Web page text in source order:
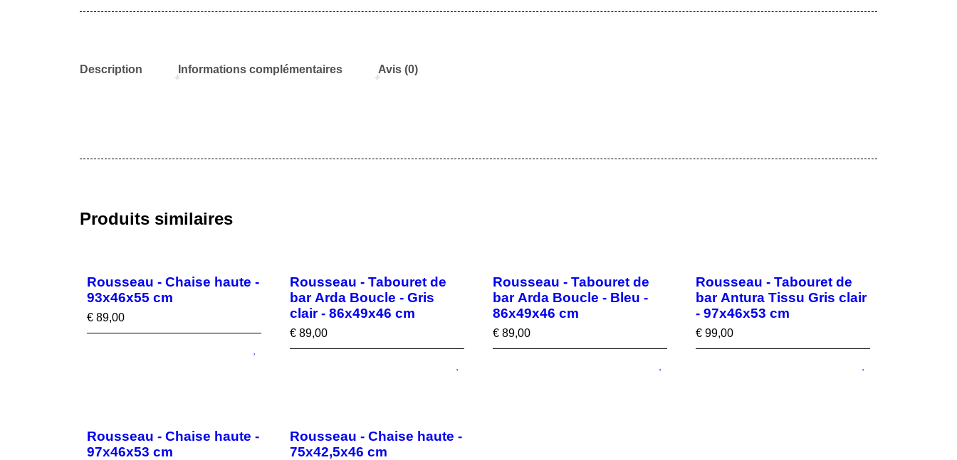
Description Informations complémentaires Avis (0)
Produits similaires
Rousseau - Chaise haute -
93x46x55 cm
€ 89,00
Rousseau - Tabouret de
bar Arda Boucle - Gris
clair - 86x49x46 cm
€ 89,00
Rousseau - Tabouret de
bar Arda Boucle - Bleu -
86x49x46 cm
€ 89,00
Rousseau - Tabouret de
bar Antura Tissu Gris clair
- 97x46x53 cm
€ 99,00
Rousseau - Chaise haute -
97x46x53 cm
Rousseau - Chaise haute -
75x42,5x46 cm